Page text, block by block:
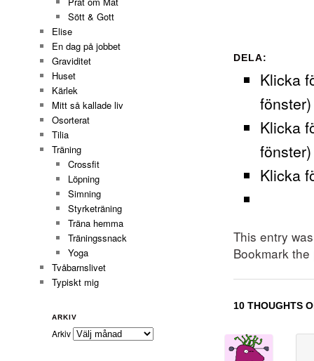
DELA:
Klicka
fönster)
Klicka
fönster)
Klicka
This entry
Bookmark the
10 THOUGHTS
Sött & Gott
Elise
En dag på jobbet
Graviditet
Huset
Kärlek
Mitt så kallade liv
Osorterat
Tilia
Träning
Crossfit
Löpning
Simning
Styrketräning
Träna hemma
Träningssnack
Yoga
Tvåbarnslivet
Typiskt mig
ARKIV
Arkiv